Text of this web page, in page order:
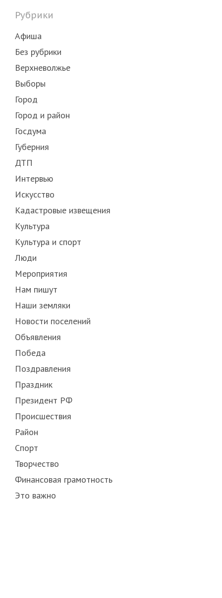
Рубрики
Афиша
Без рубрики
Верхневолжье
Выборы
Город
Город и район
Госдума
Губерния
ДТП
Интервью
Искусство
Кадастровые извещения
Культура
Культура и спорт
Люди
Мероприятия
Нам пишут
Наши земляки
Новости поселений
Объявления
Победа
Поздравления
Праздник
Президент РФ
Происшествия
Район
Спорт
Творчество
Финансовая грамотность
Это важно